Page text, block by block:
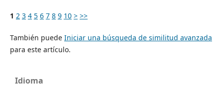
1 2 3 4 5 6 7 8 9 10 > >>
También puede Iniciar una búsqueda de similitud avanzada
para este artículo.
Idioma